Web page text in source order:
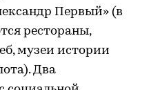
Первый» (в
рестораны,
музеи истории
Два